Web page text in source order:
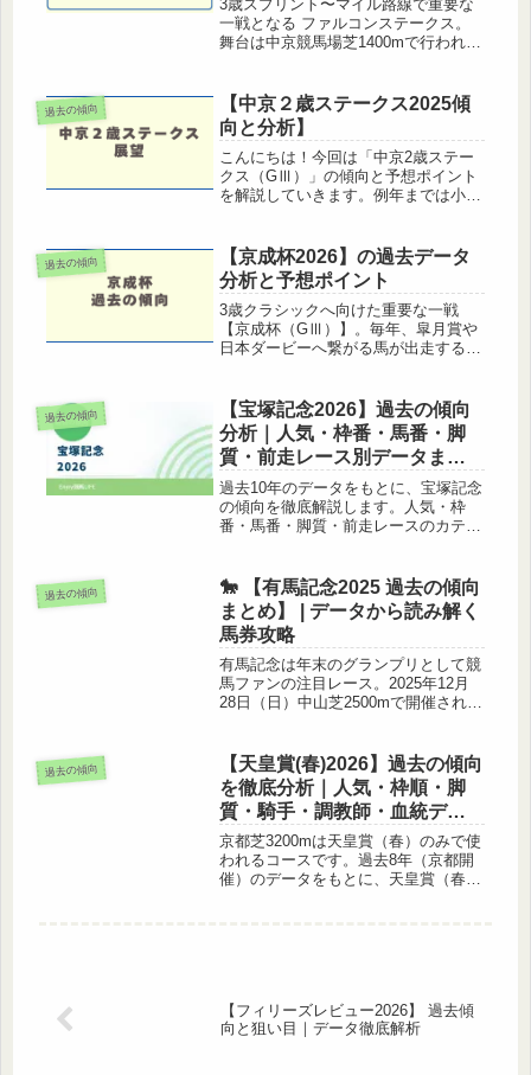
3歳スプリント〜マイル路線で重要な
一戦となる ファルコンステークス。
舞台は中京競馬場芝1400mで行われる
ながる注目レース。この記事では フ
ァルコンステークス2026の予...
過去の傾向
【中京２歳ステークス2025傾
向と分析】
こんにちは！今回は「中京2歳ステー
クス（GⅢ）」の傾向と予想ポイント
を解説していきます。例年までは小倉
1200m）として行われており、今年か
ら中京芝1400mに舞台...
過去の傾向
【京成杯2026】の過去データ
分析と予想ポイント
3歳クラシックへ向けた重要な一戦
【京成杯（GⅢ）】。毎年、皐月賞や
日本ダービーへ繋がる馬が出走する一
「京成杯2026 過去の傾向」をテーマ
に、レースの基本情報過去10年の人...
過去の傾向
【宝塚記念2026】過去の傾向
分析｜人気・枠番・馬番・脚
質・前走レース別データまと
め
過去10年のデータをもとに、宝塚記念
の傾向を徹底解説します。人気・枠
番・馬番・脚質・前走レースのカテゴ
えします。上半期の総決算・宝塚記念
2026の予想に、ぜひお役立てくださ...
過去の傾向
🐎 【有馬記念2025 過去の傾向
まとめ】 | データから読み解く
馬券攻略
有馬記念は年末のグランプリとして競
馬ファンの注目レース。2025年12月
28日（日）中山芝2500mで開催される
気」「前走」「馬番」「年齢＆実績」
など、馬券に活かせる要点を...
過去の傾向
【天皇賞(春)2026】過去の傾向
を徹底分析｜人気・枠順・脚
質・騎手・調教師・血統デー
タまとめ
京都芝3200mは天皇賞（春）のみで使
われるコースです。過去8年（京都開
催）のデータをもとに、天皇賞（春）
【フィリーズレビュー2026】 過去傾
向と狙い目｜データ徹底解析